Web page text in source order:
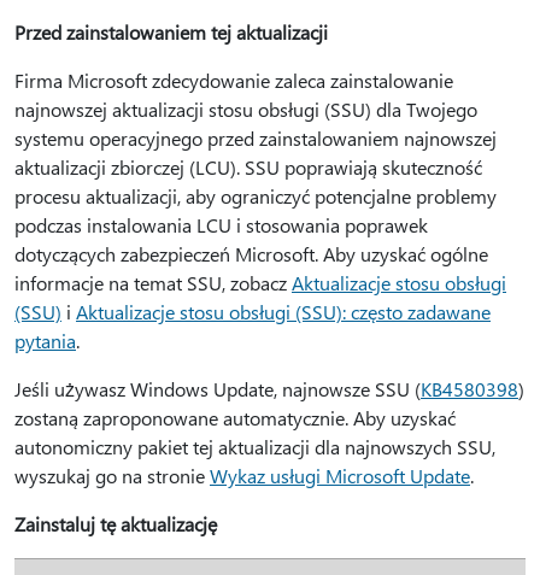
Przed zainstalowaniem tej aktualizacji
Firma Microsoft zdecydowanie zaleca zainstalowanie
najnowszej aktualizacji stosu obsługi (SSU) dla Twojego
systemu operacyjnego przed zainstalowaniem najnowszej
aktualizacji zbiorczej (LCU). SSU poprawiają skuteczność
procesu aktualizacji, aby ograniczyć potencjalne problemy
podczas instalowania LCU i stosowania poprawek
dotyczących zabezpieczeń Microsoft. Aby uzyskać ogólne
informacje na temat SSU, zobaczAktualizacje stosu obsługi
(SSU) i Aktualizacje stosu obsługi (SSU): często zadawane
pytania.
Jeśli używasz Windows Update, najnowsze SSU (KB4580398)
zostaną zaproponowane automatycznie. Aby uzyskać
autonomiczny pakiet tej aktualizacji dla najnowszych SSU,
wyszukaj go na stronieWykaz usługi Microsoft Update.
Zainstaluj tę aktualizację